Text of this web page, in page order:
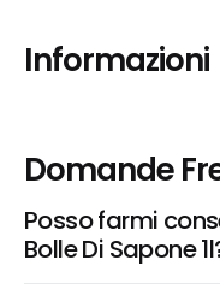
Informazioni
Domande
Posso farmi
Bolle Di Sapone